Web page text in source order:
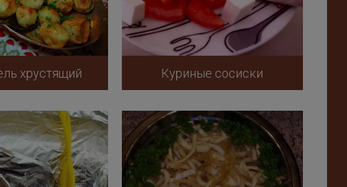
хрустящий Куриные сосиски